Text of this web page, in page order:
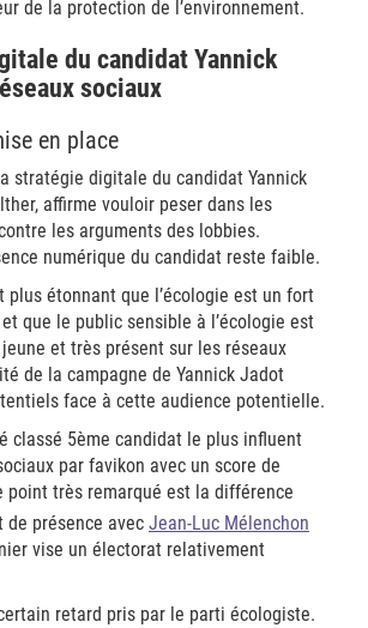
de la protection de l’environnement.
du candidat Yannick
sociaux
en place
stratégie digitale du candidat Yannick
affirme vouloir peser dans les
les arguments des lobbies.
numérique du candidat reste faible.
plus étonnant que l’écologie est un fort
que le public sensible à l’écologie est
et très présent sur les réseaux
de la campagne de Yannick Jadot
face à cette audience potentielle.
classé 5ème candidat le plus influent
par favikon avec un score de
point très remarqué est la différence
de présence avec Jean-Luc Mélenchon
vise un électorat relativement
retard pris par le parti écologiste.